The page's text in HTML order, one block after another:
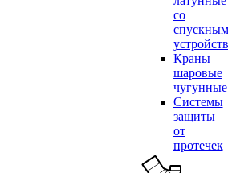
со
спускным
Краны
шаровые
чугунные
Системы
защиты
от
протечек